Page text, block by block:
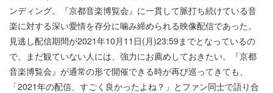
ンディング。『京都音楽博覧会』に一貫して脈打ち続けている音
楽に対する深い愛情を存分に噛み締められる映像配信であった。
見逃し配信期間が2021年10月11日(月)23:59までとなっているの
で、まだ観ていない人には、強力にお薦めしておきたい。『京都
音楽博覧会』が通常の形で開催できる時が再び巡ってきても、
「2021年の配信、すごく良かったよね？」とファン同士で語り合